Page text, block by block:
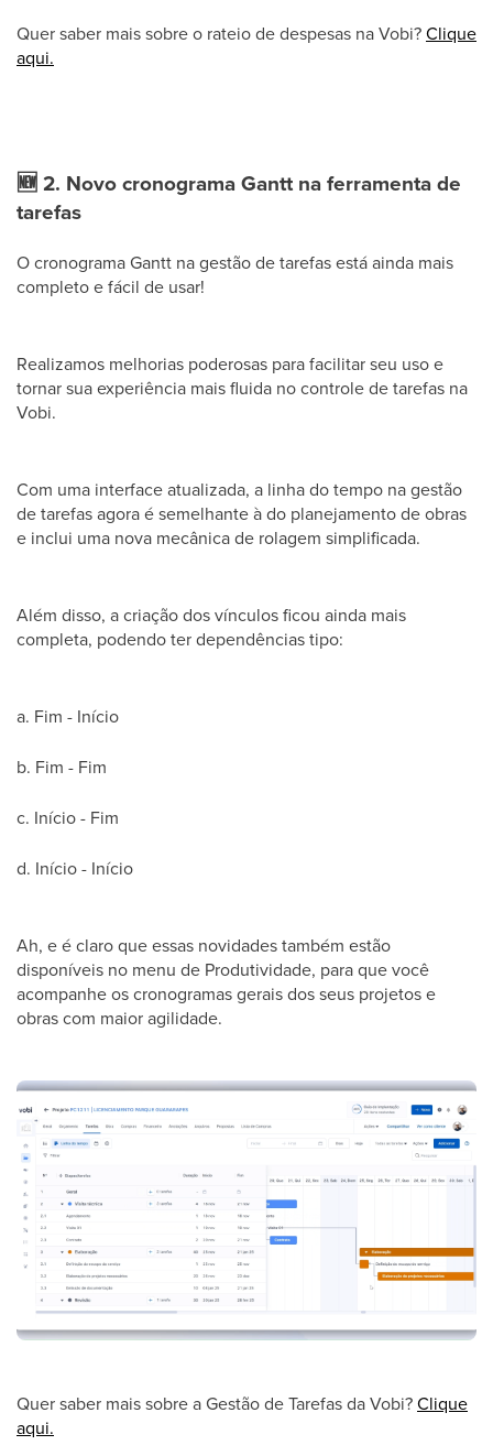
Quer saber mais sobre o rateio de despesas na Vobi?Clique
aqui.
🆕 2. Novo cronograma Gantt na ferramenta de
tarefas
O cronograma Gantt na gestão de tarefas está ainda mais
completo e fácil de usar!
Realizamos melhorias poderosas para facilitar seu uso e
tornar sua experiência mais fluida no controle de tarefas na
Vobi.
Com uma interface atualizada, a linha do tempo na gestão
de tarefas agora é semelhante à do planejamento de obras
e inclui uma nova mecânica de rolagem simplificada.
Além disso, a criação dos vínculos ficou ainda mais
completa, podendo ter dependências tipo:
a. Fim - Início
b. Fim - Fim
c. Início - Fim
d. Início - Início
Ah, e é claro que essas novidades também estão
disponíveis no menu de Produtividade, para que você
acompanhe os cronogramas gerais dos seus projetos e
obras com maior agilidade.
Quer saber mais sobre a Gestão de Tarefas da Vobi?Clique
aqui.